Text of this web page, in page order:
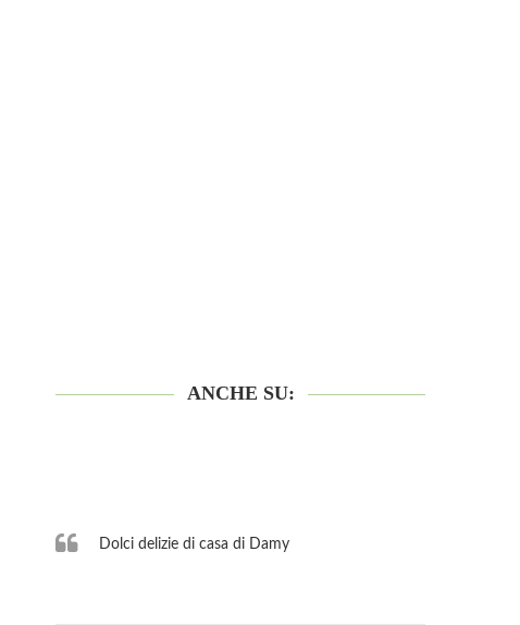
ANCHE SU:
Dolci delizie di casa di Damy